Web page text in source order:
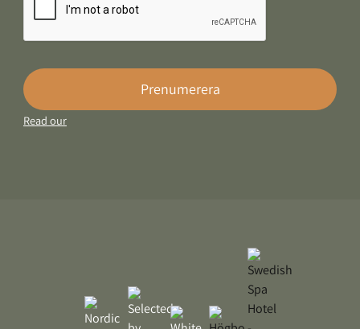
Prenumerera
Read our